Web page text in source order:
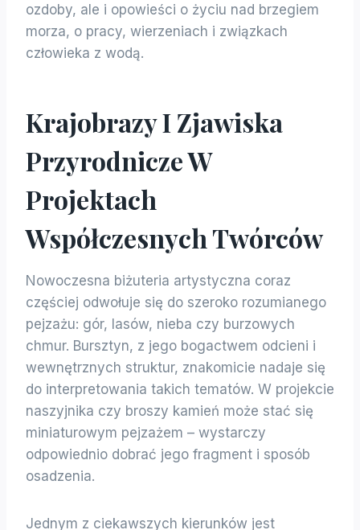
ozdoby, ale i opowieści o życiu nad brzegiem
morza, o pracy, wierzeniach i związkach
człowieka z wodą.
Krajobrazy I Zjawiska
Przyrodnicze W
Projektach
Współczesnych Twórców
Nowoczesna biżuteria artystyczna coraz
częściej odwołuje się do szeroko rozumianego
pejzażu: gór, lasów, nieba czy burzowych
chmur. Bursztyn, z jego bogactwem odcieni i
wewnętrznych struktur, znakomicie nadaje się
do interpretowania takich tematów. W projekcie
naszyjnika czy broszy kamień może stać się
miniaturowym pejzażem – wystarczy
odpowiednio dobrać jego fragment i sposób
osadzenia.
Jednym z ciekawszych kierunków jest